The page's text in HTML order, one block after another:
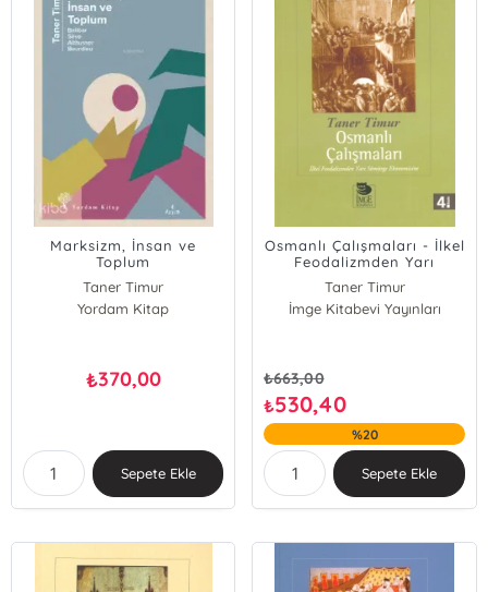
Marksizm, İnsan ve
Toplum
Taner Timur
Yordam Kitap
₺370,00
Sepete Ekle
Osmanlı Çalışmaları - İlkel
Feodalizmden Yarı
Taner Timur
İmge Kitabevi Yayınları
₺663,00
₺530,40
%20
Sepete Ekle